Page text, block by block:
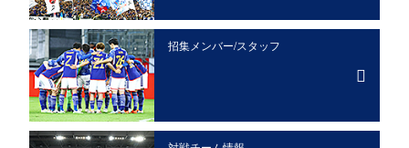
招集メンバー/スタッフ